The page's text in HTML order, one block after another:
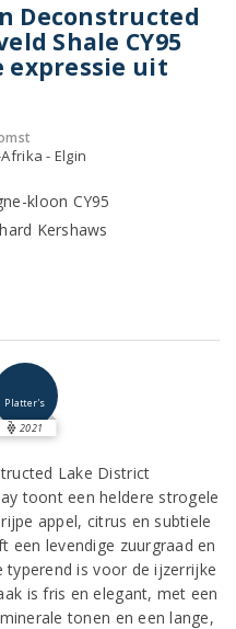
Deconstructed
Shale CY95
expressie uit
- Elgin
kloon CY95
Kershaws
Platter's
2021
Lake District
toont een heldere strogele
appel, citrus en subtiele
een levendige zuurgraad en
is voor de ijzerrijke
is fris en elegant, met een
tonen en een lange,